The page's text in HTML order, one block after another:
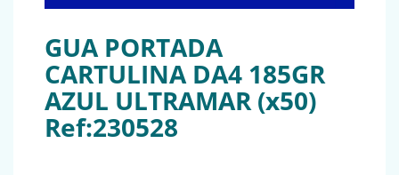
GUA PORTADA
CARTULINA DA4 185GR
AZUL ULTRAMAR (x50)
Ref:230528